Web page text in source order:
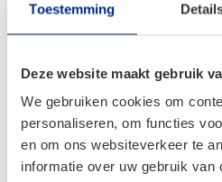
Toestemming
Deze website maakt gebruik
We gebruiken cookies om
personaliseren, om functies
en om ons websiteverkeer te
informatie over uw gebruik van